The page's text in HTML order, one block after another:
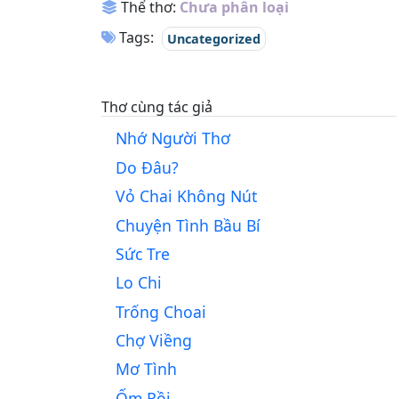
Thể thơ: Chưa phân loại
Tags:
Uncategorized
Thơ cùng tác giả
Nhớ Người Thơ
Do Đâu?
Vỏ Chai Không Nút
Chuyện Tình Bầu Bí
Sức Tre
Lo Chi
Trống Choai
Chợ Viềng
Mơ Tình